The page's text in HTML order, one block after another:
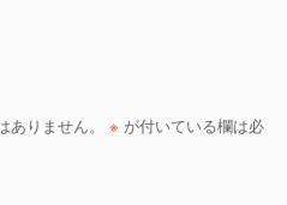
りません。 ※ が付いている欄は必